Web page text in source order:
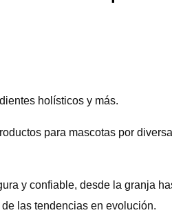
holísticos y más.
para mascotas por
y confiable, desde la granja
las tendencias en evolución.